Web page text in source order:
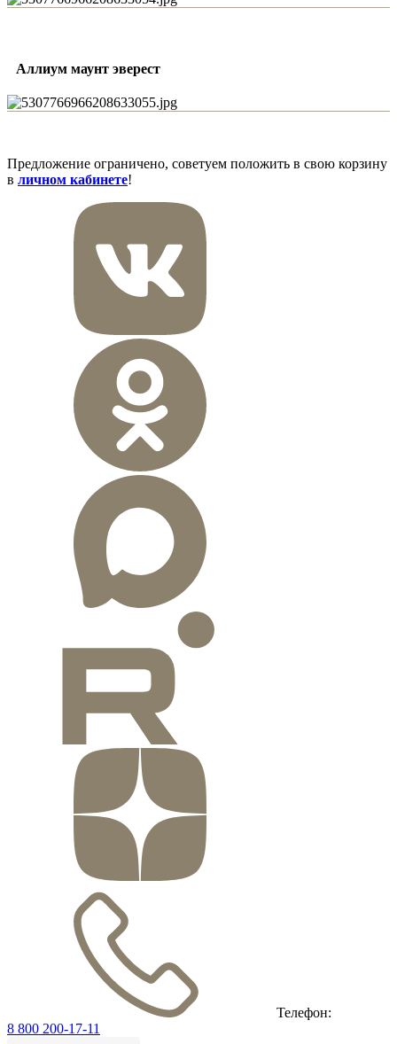
Аллиум маунт эверест
Предложение ограничено, советуем положить в свою корзину
в личном кабинете!
Телефон:
8 800 200-17-11